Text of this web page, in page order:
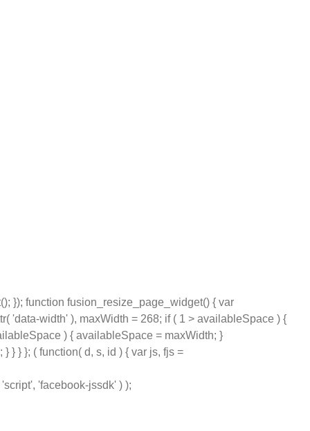
}); function fusion_resize_page_widget() { var
'data-width' ), maxWidth = 268; if ( 1 > availableSpace ) {
) { availableSpace = maxWidth; }
} } }; ( function( d, s, id ) { var js, fjs =
'facebook-jssdk' ) );